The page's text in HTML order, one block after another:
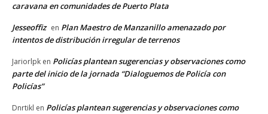
caravana en comunidades de Puerto Plata
Jesseoffiz en Plan Maestro de Manzanillo amenazado por
intentos de distribución irregular de terrenos
Jariorlpk en Policías plantean sugerencias y observaciones como
parte del inicio de la jornada “Dialoguemos de Policía con
Policías”
Dnrtikl en Policías plantean sugerencias y observaciones como